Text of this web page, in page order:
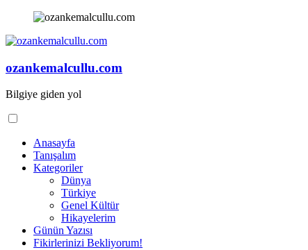
İçeriğe
ozankemalcullu.com
Bilgiye giden yol
Anasayfa
Tanışalım
Kategoriler
Dünya
Türkiye
Genel Kültür
Hikayelerim
Günün Yazısı
Fikirlerinizi Bekliyorum!